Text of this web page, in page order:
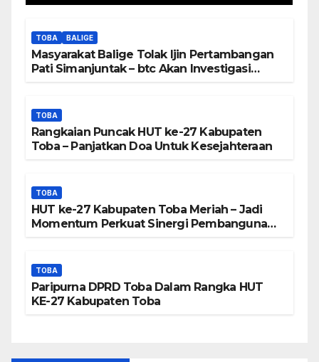
Berada Di DTA – Frengki
Pardede : Kami Tidak Miliki
Peta DTA – Tanda Tangan
Masyarakat Diduga
TOBA BALIGE
Masyarakat Balige Tolak Ijin Pertambangan
Pati Simanjuntak – btc Akan Investigasi
TOBA
Rangkaian Puncak HUT ke-27 Kabupaten
Toba – Panjatkan Doa Untuk Kesejahteraan
TOBA
HUT ke-27 Kabupaten Toba Meriah – Jadi
Momentum Perkuat Sinergi Pembangunan
TOBA
Paripurna DPRD Toba Dalam Rangka HUT
KE-27 Kabupaten Toba